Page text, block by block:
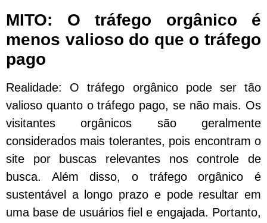
MITO: O tráfego orgânico é
menos valioso do que o tráfego
pago
Realidade: O tráfego orgânico pode ser tão
valioso quanto o tráfego pago, se não mais. Os
visitantes orgânicos são geralmente
considerados mais tolerantes, pois encontram o
site por buscas relevantes nos controle de
busca. Além disso, o tráfego orgânico é
sustentável a longo prazo e pode resultar em
uma base de usuários fiel e engajada. Portanto,